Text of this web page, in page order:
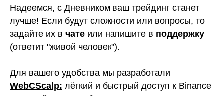
Надеемся, с Дневником ваш трейдинг станет
лучше! Если будут сложности или вопросы, то
задайте их в чате или напишите в поддержку
(ответит "живой человек").
Для вашего удобства мы разработали
WebCScalp: лёгкий и быстрый доступ к Binance